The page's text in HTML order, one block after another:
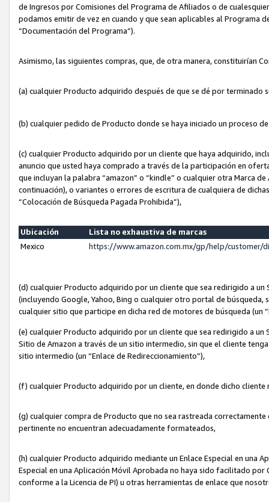
de Ingresos por Comisiones del Programa de Afiliados o de
podamos emitir de vez en cuando y que sean aplicables al Programa
“Documentación del Programa”).
Asimismo, las siguientes compras, que, de otra manera, constituirían
(a) cualquier Producto adquirido después de que se dé por terminado
(b) cualquier pedido de Producto donde se haya iniciado un proceso
(c) cualquier Producto adquirido por un cliente que haya adquirido,
anuncio que usted haya comprado a través de la participación en
que incluyan la palabra “amazon” o “kindle” o cualquier otra Marca
continuación), o variantes o errores de escritura de cualquiera de
“Colocación de Búsqueda Pagada Prohibida”),
Ubicación
Lista no exhaustiva de marcas
Mexico
https://www.amazon.com.mx/gp/help/customer/
(d) cualquier Producto adquirido por un cliente que sea redirigido a
(incluyendo Google, Yahoo, Bing o cualquier otro portal de
cualquier sitio que participe en dicha red de motores de búsqueda (un
(e) cualquier Producto adquirido por un cliente que sea redirigido a un
Sitio de Amazon a través de un sitio intermedio, sin que el cliente
sitio intermedio (un “Enlace de Redireccionamiento”),
(f) cualquier Producto adquirido por un cliente, en donde dicho
(g) cualquier compra de Producto que no sea rastreada
pertinente no encuentran adecuadamente formateados,
(h) cualquier Producto adquirido mediante un Enlace Especial en una
Especial en una Aplicación Móvil Aprobada no haya sido facilitado
conforme a la Licencia de PI) u otras herramientas de enlace que